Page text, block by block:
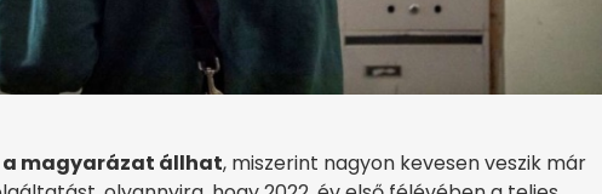
a magyarázat állhat, miszerint nagyon kevesen veszik már